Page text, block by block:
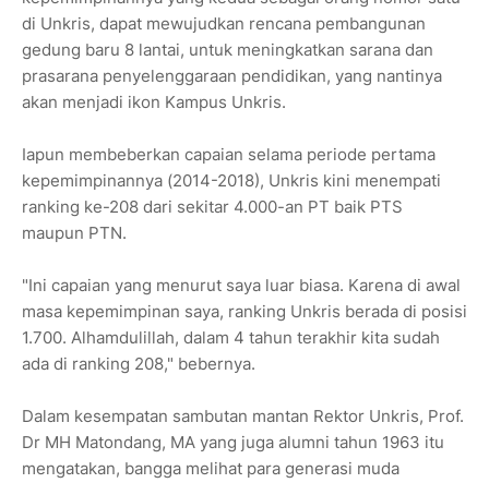
di Unkris, dapat mewujudkan rencana pembangunan
gedung baru 8 lantai, untuk meningkatkan sarana dan
prasarana penyelenggaraan pendidikan, yang nantinya
akan menjadi ikon Kampus Unkris.
Iapun membeberkan capaian selama periode pertama
kepemimpinannya (2014-2018), Unkris kini menempati
ranking ke-208 dari sekitar 4.000-an PT baik PTS
maupun PTN.
"Ini capaian yang menurut saya luar biasa. Karena di awal
masa kepemimpinan saya, ranking Unkris berada di posisi
1.700. Alhamdulillah, dalam 4 tahun terakhir kita sudah
ada di ranking 208," bebernya.
Dalam kesempatan sambutan mantan Rektor Unkris, Prof.
Dr MH Matondang, MA yang juga alumni tahun 1963 itu
mengatakan, bangga melihat para generasi muda